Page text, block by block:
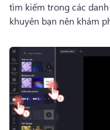
tìm kiếm trong các
khuyên bạn nên khám